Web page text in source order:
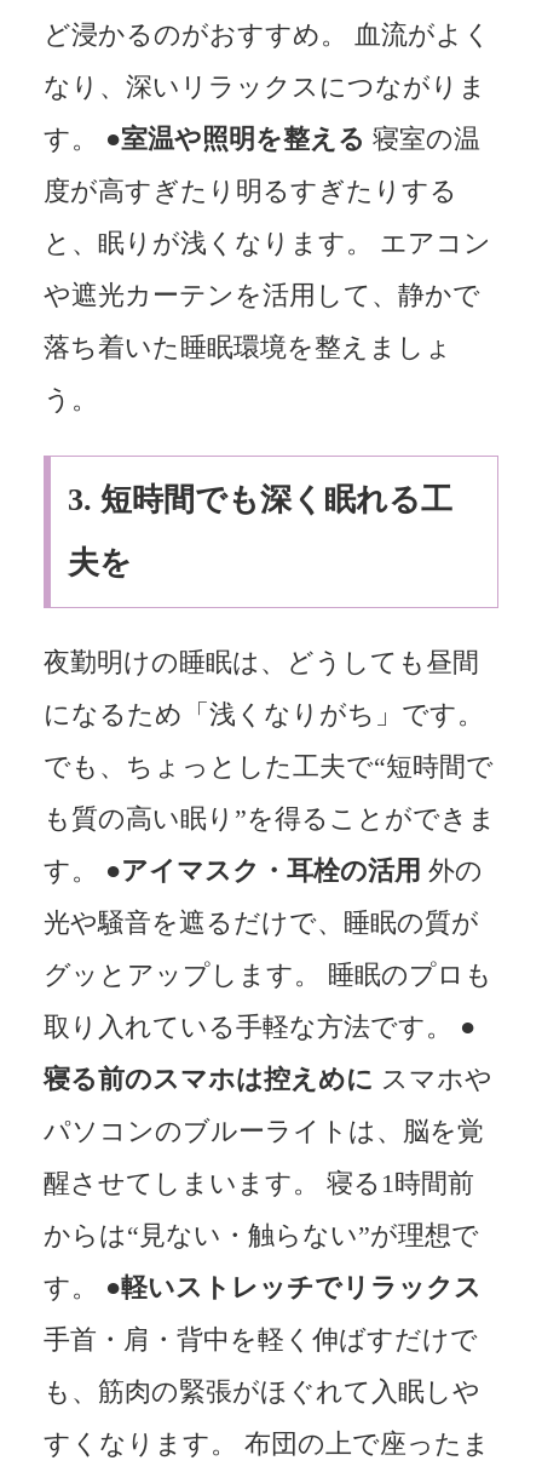
ど浸かるのがおすすめ。 血流がよく
なり、深いリラックスにつながりま
す。 ●室温や照明を整える 寝室の温
度が高すぎたり明るすぎたりする
と、眠りが浅くなります。 エアコン
や遮光カーテンを活用して、静かで
落ち着いた睡眠環境を整えましょ
う。
3. 短時間でも深く眠れる工
夫を
夜勤明けの睡眠は、どうしても昼間
になるため「浅くなりがち」です。
でも、ちょっとした工夫で“短時間で
も質の高い眠り”を得ることができま
す。 ●アイマスク・耳栓の活用 外の
光や騒音を遮るだけで、睡眠の質が
グッとアップします。 睡眠のプロも
取り入れている手軽な方法です。 ●
寝る前のスマホは控えめに スマホや
パソコンのブルーライトは、脳を覚
醒させてしまいます。 寝る1時間前
からは“見ない・触らない”が理想で
す。 ●軽いストレッチでリラックス
手首・肩・背中を軽く伸ばすだけで
も、筋肉の緊張がほぐれて入眠しや
すくなります。 布団の上で座ったま